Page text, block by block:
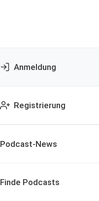
Anmeldung
Registrierung
Podcast-News
Finde Podcasts